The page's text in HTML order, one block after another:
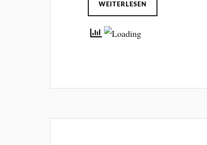
WEITERLESEN